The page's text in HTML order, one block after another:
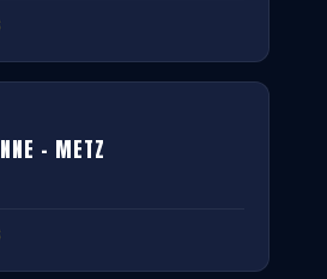
– METZ